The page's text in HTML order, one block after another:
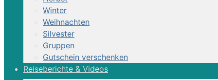
Winter
Weihnachten
Silvester
Gruppen
Gutschein verschenken
Reiseberichte & Videos